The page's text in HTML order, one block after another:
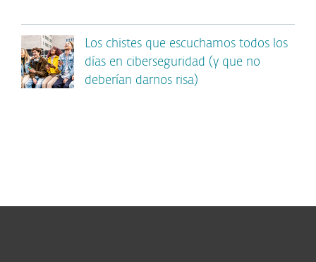
Los chistes que escuchamos todos los
días en ciberseguridad (y que no
deberían darnos risa)